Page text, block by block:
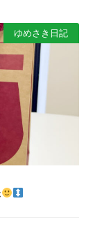
ゆめさき日記